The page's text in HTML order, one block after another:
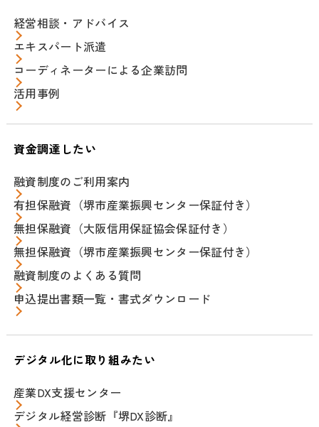
経営相談・アドバイス
エキスパート派遣
コーディネーターによる企業訪問
活用事例
資金調達したい
融資制度のご利用案内
有担保融資（堺市産業振興センター保証付き）
無担保融資（大阪信用保証協会保証付き）
無担保融資（堺市産業振興センター保証付き）
融資制度のよくある質問
申込提出書類一覧・書式ダウンロード
デジタル化に取り組みたい
産業DX支援センター
デジタル経営診断『堺DX診断』